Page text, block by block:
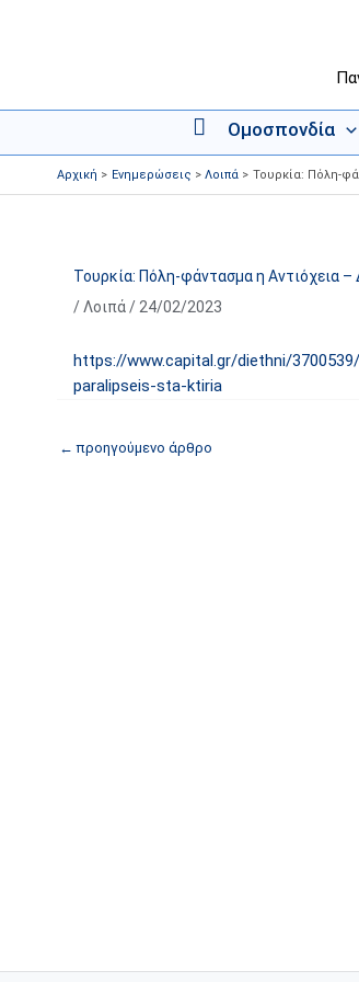
Α
χ
ή
Ομοσπονδία
Αρχική Ενημερώσεις Λοιπά Τουρκία: Πόλη-
Τουρκία: Πόλη-φάντασμα η Αντιόχεια –
/Λοιπά/ 24/02/2023
https://www.capital.gr/diethni/
paralipseis-sta-ktiria
← προηγούμενο άρθρο